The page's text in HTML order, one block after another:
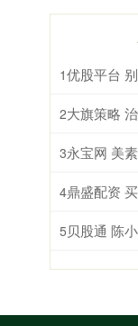
1
2
3
4
5